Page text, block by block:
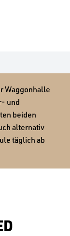
Waggonhalle
und
beiden
alternativ
täglich ab